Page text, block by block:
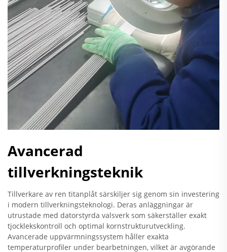
Avancerad
tillverkningsteknik
Tillverkare av ren titanplåt särskiljer sig genom sin investering
i modern tillverkningsteknologi. Deras anläggningar är
utrustade med datorstyrda valsverk som säkerställer exakt
tjocklekskontroll och optimal kornstrukturutveckling.
Avancerade uppvärmningssystem håller exakta
temperaturprofiler under bearbetningen, vilket är avgörande